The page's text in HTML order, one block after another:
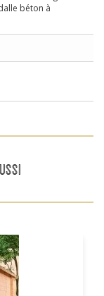
béton à